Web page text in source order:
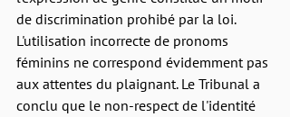
de discrimination prohibé par la loi.
L'utilisation incorrecte de pronoms
féminins ne correspond évidemment pas
aux attentes du plaignant. Le Tribunal a
conclu que le non-respect de l'identité